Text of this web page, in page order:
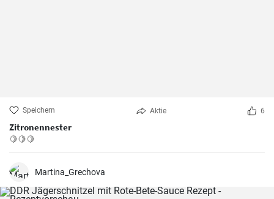
Speichern Aktie 6
Zitronennester
🍋🍋🍋
Martina_Grechova